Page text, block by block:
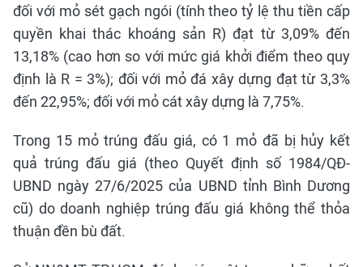
đối với mỏ sét gạch ngói (tính theo tỷ lệ thu tiền cấp
quyền khai thác khoáng sản R) đạt từ 3,09% đến
13,18% (cao hơn so với mức giá khởi điểm theo quy
định là R = 3%); đối với mỏ đá xây dựng đạt từ 3,3%
đến 22,95%; đối với mỏ cát xây dựng là 7,75%.
Trong 15 mỏ trúng đấu giá, có 1 mỏ đã bị hủy kết
quả trúng đấu giá (theo Quyết định số 1984/QĐ-
UBND ngày 27/6/2025 của UBND tỉnh Bình Dương
cũ) do doanh nghiệp trúng đấu giá không thể thỏa
thuận đền bù đất.